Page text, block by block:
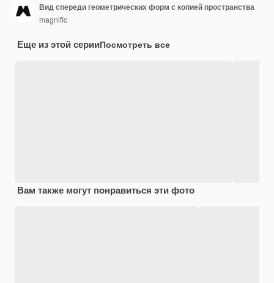
Вид спереди геометрических форм с копией пространства
magnific
Еще из этой серииПосмотреть все
Вам также могут понравиться эти фото